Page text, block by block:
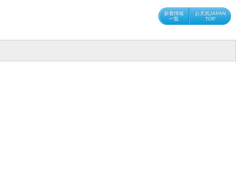
新着情報
一覧
お天気JAPAN
TOP